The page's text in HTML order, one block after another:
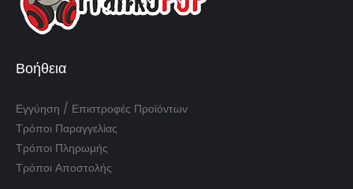
Βοήθεια
Εγγύηση / Επιστροφές Προϊόντων
Τρόποι Παραγγελίας
Τρόποι Πληρωμής
Τρόποι Αποστολής